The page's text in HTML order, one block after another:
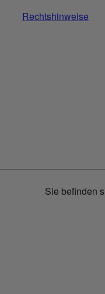
Rechtshinweise
Sie befinden